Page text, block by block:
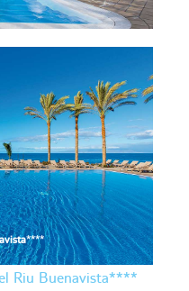
****
Riu Buenavista****